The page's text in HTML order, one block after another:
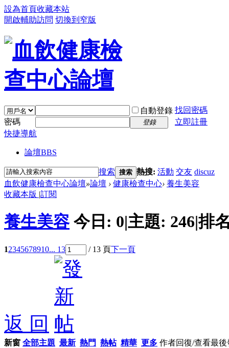
設為首頁收藏本站
開啟輔助訪問 切換到窄版
自動登錄 找回密碼
密碼
登錄
立即註冊
快捷導航
論壇BBS
搜索 搜索 熱搜: 活動 交友 discuz
血飲健康檢查中心論壇»論壇 › 健康檢查中心› 養生美容
收藏本版 |訂閱
養生美容 今日: 0|主題: 246|排
12345678910... 13 / 13 頁下一頁
返 回
新窗 全部主題 最新 熱門 熱帖 精華 更多 作者回復/查看最後